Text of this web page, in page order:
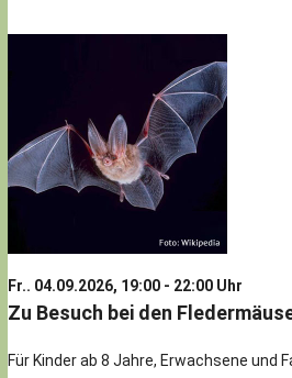
Fr.. 04.09.2026, 19:00 - 22:00 Uhr
Zu Besuch bei den
Für Kinder ab 8 Jahre, Erwachsene und